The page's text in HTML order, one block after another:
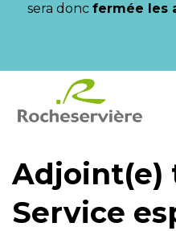
sera donc fermée les
contenu
pied
Adjoint(e)
Service